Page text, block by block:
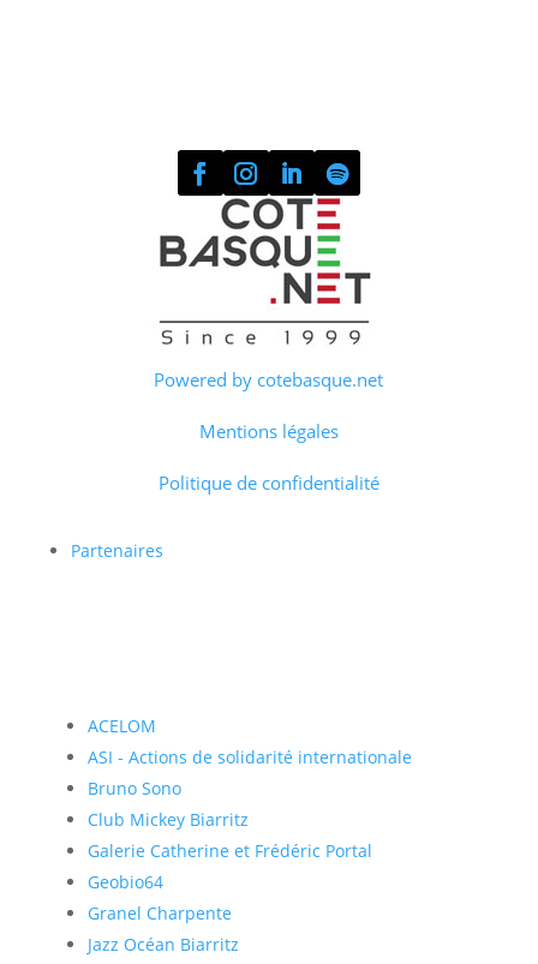
Powered by cotebasque.net
Mentions légales
Politique de confidentialité
Partenaires
ACELOM
ASI - Actions de solidarité internationale
Bruno Sono
Club Mickey Biarritz
Galerie Catherine et Frédéric Portal
Geobio64
Granel Charpente
Jazz Océan Biarritz